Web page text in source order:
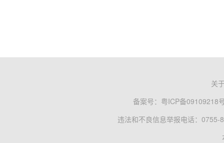
关
备案号： 粤ICP备09109218
违法和不良信息举报电话：0755-